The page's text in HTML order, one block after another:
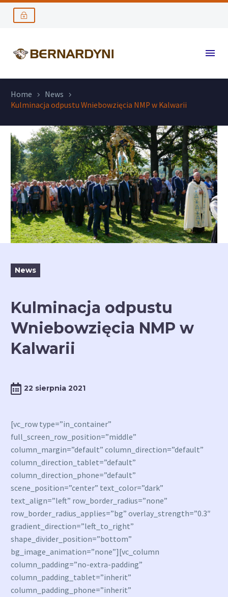
Home
News
Kulminacja odpustu Wniebowzięcia NMP w Kalwarii
News
Kulminacja odpustu
Wniebowzięcia NMP w
Kalwarii
22 sierpnia 2021
[vc_row type=”in_container”
full_screen_row_position=”middle”
column_margin=”default” column_direction=”default”
column_direction_tablet=”default”
column_direction_phone=”default”
scene_position=”center” text_color=”dark”
text_align=”left” row_border_radius=”none”
row_border_radius_applies=”bg” overlay_strength=”0.3″
gradient_direction=”left_to_right”
shape_divider_position=”bottom”
bg_image_animation=”none”][vc_column
column_padding=”no-extra-padding”
column_padding_tablet=”inherit”
column_padding_phone=”inherit”